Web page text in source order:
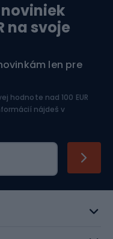
na svoje
len pre
hodnote nad 100 EUR
nájdeš v